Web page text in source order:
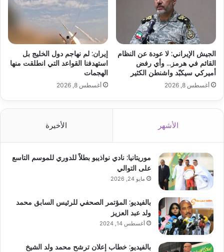
الجيش الإيراني: لا عودة عن النظام
القائم في هرمز… وأي رفض
أميركي سيكبّد واشنطن الكثير
أغسطس 8, 2026
إيران: لم نهاجم دول الخليج بل
استهدفنا القواعد التي انطلقت منها
الهجمات
أغسطس 8, 2026
الأشهر الأخيرة
موريتانيا: نادي نواذيبو بطلاً للدوري للموسم التاسع
على التوالي
مايو 24, 2026
بالفيديو: المؤتمر الصحفي للرئيس السابق محمد
ولد عبد العزيز
أغسطس 14, 2024
بالفيديو: خطاب إعلان ترشح محمد ولد الشيخ